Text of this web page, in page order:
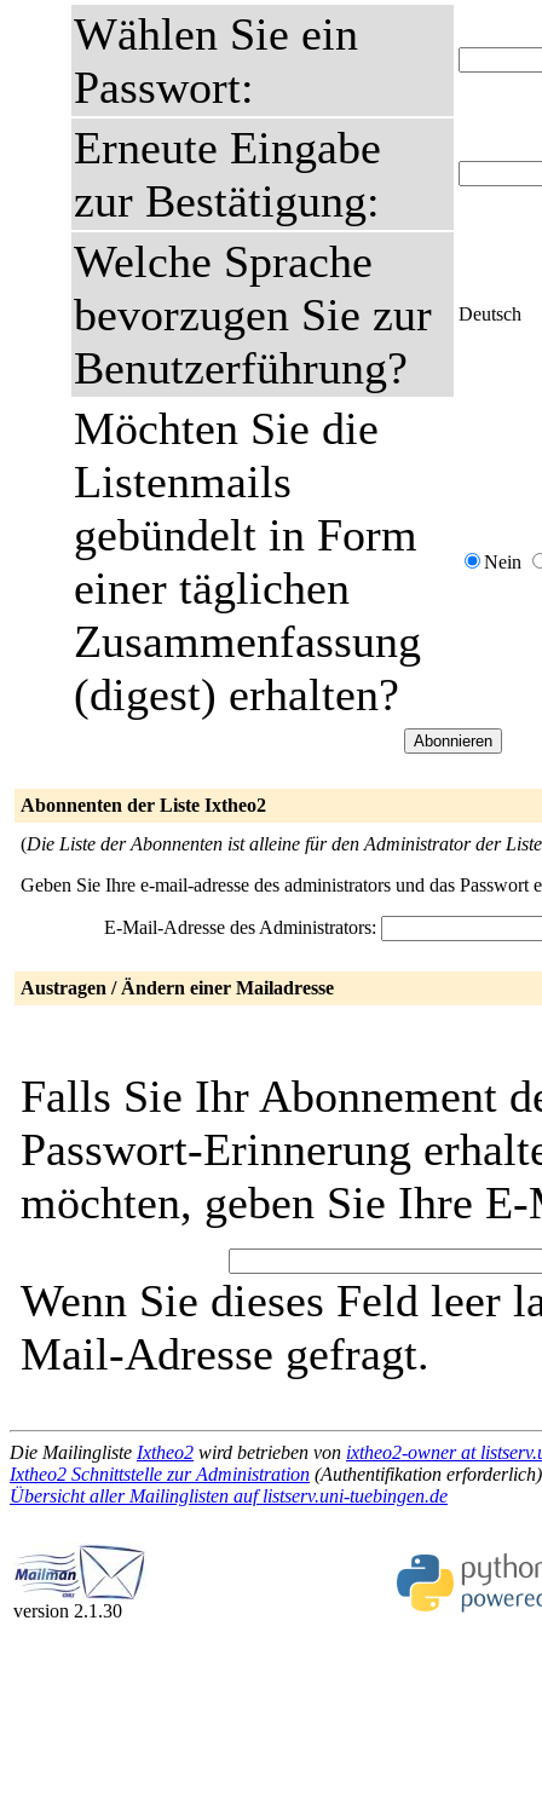
Wählen Sie ein
Passwort:
Erneute Eingabe
zur Bestätigung:
Welche Sprache
bevorzugen Sie zur
Benutzerführung?
Deutsch
Möchten Sie die
Listenmails
gebündelt in Form
einer täglichen
Zusammenfassung
(digest) erhalten?
Nein
Abonnenten der Liste Ixtheo2
(Die Liste der Abonnenten ist alleine für den Administrator der
Geben Sie Ihre e-mail-adresse des administrators und das
E-Mail-Adresse des Administrators:
Austragen / Ändern einer Mailadresse
Falls Sie Ihr Abonnement
Passwort-Erinnerung
möchten, geben Sie Ihre
Wenn Sie dieses Feld leer
Mail-Adresse gefragt.
Die Mailingliste Ixtheo2 wird betrieben von ixtheo2-owner at
Ixtheo2 Schnittstelle zur Administration (Authentifikation erforderlich)
Übersicht aller Mailinglisten auf listserv.uni-tuebingen.de
version 2.1.30